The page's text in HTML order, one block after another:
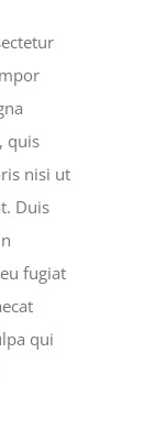
quis
nisi ut
Duis
fugiat
qui